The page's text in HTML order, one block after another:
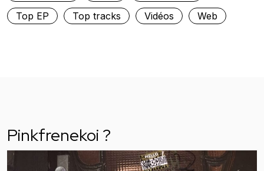
Top EP
Top tracks Vidéos Web
Pinkfrenekoi ?